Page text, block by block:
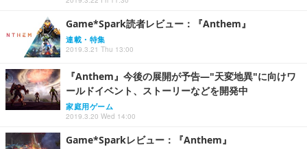
Game*Spark読者レビュー：『Anthem』
連載・特集
2019.3.21 Thu 13:00
『Anthem』今後の展開が予告―"天変地異"に向けワ
ールドイベント、ストーリーなどを開発中
家庭用ゲーム
2019.3.20 Wed 14:00
Game*Sparkレビュー：『Anthem』